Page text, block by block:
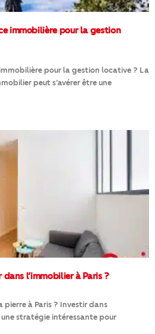
immobilière pour la gestion
pour la gestion locative ? La
peut s’avérer être une
l’immobilier à Paris ?
à Paris ? Investir dans
stratégie intéressante pour